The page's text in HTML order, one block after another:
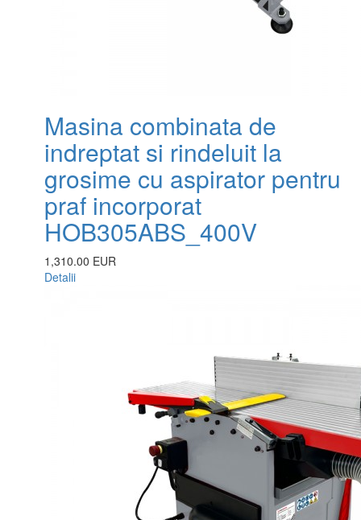
Masina combinata de
indreptat si rindeluit la
grosime cu aspirator pentru
praf incorporat
HOB305ABS_400V
1,310.00 EUR
Detalii